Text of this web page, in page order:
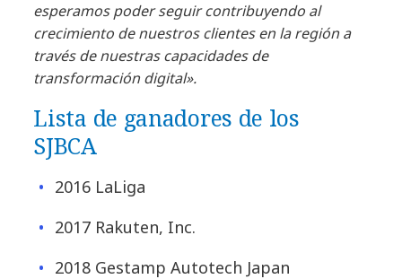
esperamos poder seguir contribuyendo al
crecimiento de nuestros clientes en la región a
través de nuestras capacidades de
transformación digital».
Lista de ganadores de los
SJBCA
2016 LaLiga
2017 Rakuten, Inc.
2018 Gestamp Autotech Japan